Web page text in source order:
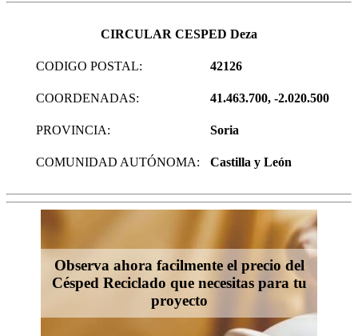
CIRCULAR CESPED Deza
CODIGO POSTAL: 42126
COORDENADAS: 41.463.700, -2.020.500
PROVINCIA: Soria
COMUNIDAD AUTÓNOMA: Castilla y León
Observa ahora facilmente el precio del
Césped Reciclado que necesitas para tu
proyecto